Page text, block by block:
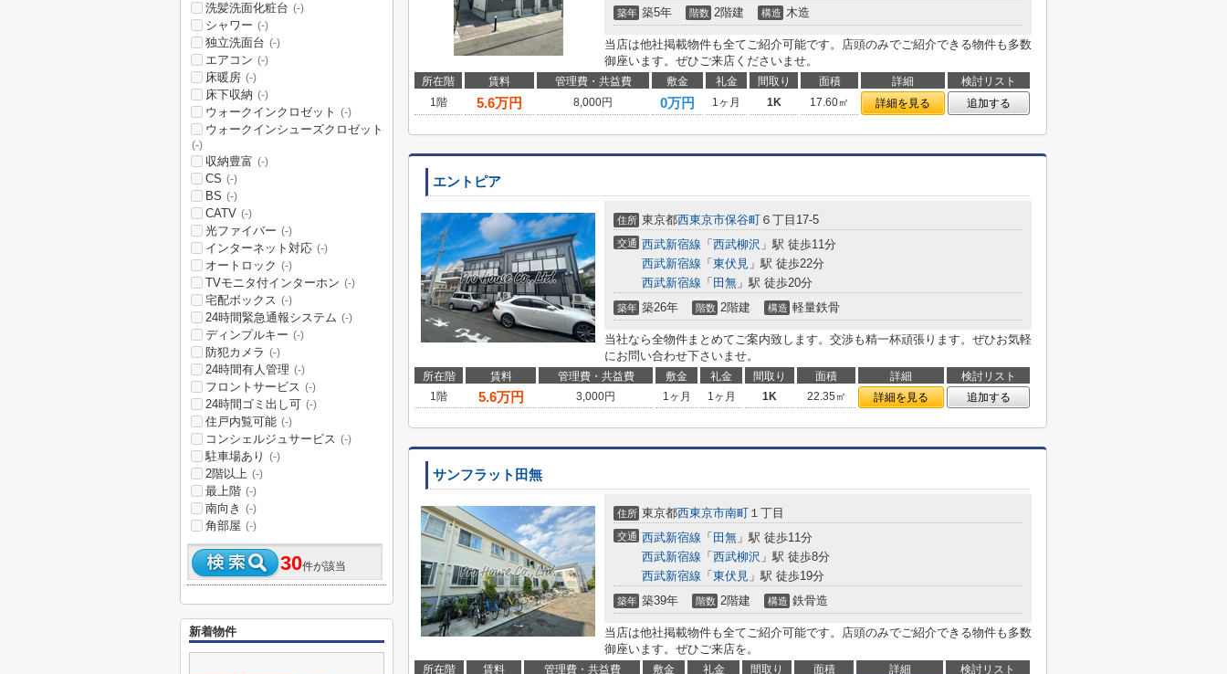
築年 築5年 階数 2階建 構造 木造
当店は他社掲載物件も全てご紹介可能です。店頭のみでご紹介できる物件も多数
御座います。ぜひご来店くださいませ。
所在階 賃料 管理費・共益費 敷金 礼金 間取り 面積 詳細
検討リスト
1階
5.6万円 8,000円 0万円 1ヶ月 1K 17.60㎡ 詳細を見る 追加する
エントピア
住所 東京都西東京市保谷町 ６丁目17-5
交通 西武新宿線 「 西武柳沢 」駅 徒歩11分
西武新宿線 「 東伏見 」駅 徒歩22分
西武新宿線 「 田無 」駅 徒歩20分
築年 築26年 階数 2階建 構造 軽量鉄骨
当社なら全物件まとめてご案内致します。交渉も精一杯頑張ります。ぜひお気軽
にお問い合わせ下さいませ。
所在階 賃料 管理費・共益費 敷金 礼金 間取り 面積 詳細
検討リスト
1階
5.6万円 3,000円 1ヶ月 1ヶ月 1K 22.35㎡ 詳細を見る 追加する
サンフラット田無
住所 東京都西東京市南町 １丁目
交通 西武新宿線 「 田無 」駅 徒歩11分
西武新宿線 「 西武柳沢 」駅 徒歩8分
西武新宿線 「 東伏見 」駅 徒歩19分
築年 築39年 階数 2階建 構造 鉄骨造
当店は他社掲載物件も全てご紹介可能です。店頭のみでご紹介できる物件も多数
御座います。ぜひご来店を。
所在階 賃料 管理費・共益費 敷金 礼金 間取り 面積 詳細
検討リスト
洗髪洗面化粧台 (-)
シャワー (-)
独立洗面台 (-)
エアコン (-)
床暖房 (-)
床下収納 (-)
ウォークインクロゼット (-)
ウォークインシューズクロゼット
(-)
収納豊富 (-)
CS (-)
BS (-)
CATV (-)
光ファイバー (-)
インターネット対応 (-)
オートロック (-)
TVモニタ付インターホン (-)
宅配ボックス (-)
24時間緊急通報システム (-)
ディンプルキー (-)
防犯カメラ (-)
24時間有人管理 (-)
フロントサービス (-)
24時間ゴミ出し可 (-)
住戸内覧可能 (-)
コンシェルジュサービス (-)
駐車場あり (-)
2階以上 (-)
最上階 (-)
南向き (-)
角部屋 (-)
30件が該当
新着物件